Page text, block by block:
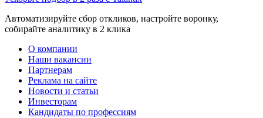
Автоматизируйте сбор откликов, настройте воронку,
собирайте аналитику в 2 клика
О компании
Наши вакансии
Партнерам
Реклама на сайте
Новости и статьи
Инвесторам
Кандидаты по профессиям